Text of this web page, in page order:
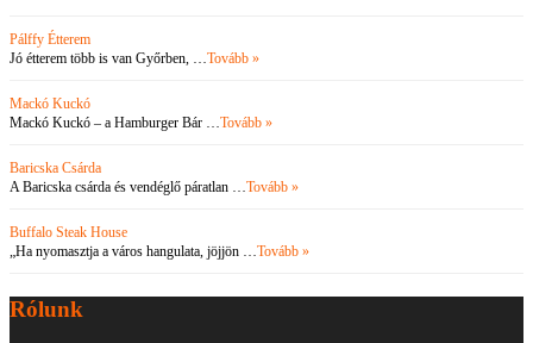
Pálffy Étterem
Jó étterem több is van Győrben, …Tovább »
Mackó Kuckó
Mackó Kuckó – a Hamburger Bár …Tovább »
Baricska Csárda
A Baricska csárda és vendéglő páratlan …Tovább »
Buffalo Steak House
„Ha nyomasztja a város hangulata, jöjjön …Tovább »
Rólunk